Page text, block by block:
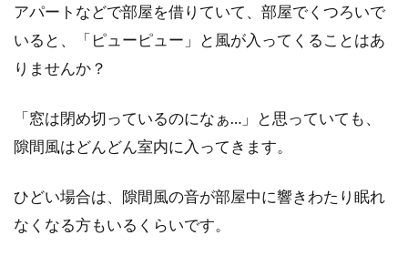
部屋の空気の入れ替えなどをするために、換気
アパートなどで部屋を借りていて、部屋でくつろいで
いると、「ピューピュー」と風が入ってくることはあ
りませんか？
「窓は閉め切っているのになぁ…」と思っていても、
隙間風はどんどん室内に入ってきます。
ひどい場合は、隙間風の音が部屋中に響きわたり眠れ
なくなる方もいるくらいです。